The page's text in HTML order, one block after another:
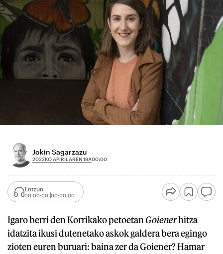
Jokin Sagarzazu
2022KO APIRILAREN 19A00:00
Entzun
00:00:00 00:00:00
Igaro berri den Korrikako petoetan Goienerhitza
idatzita ikusi dutenetako askok galdera bera egingo
zioten euren buruari: baina zer da Goiener? Hamar